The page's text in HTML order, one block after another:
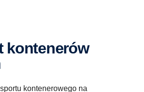
kontenerowego na